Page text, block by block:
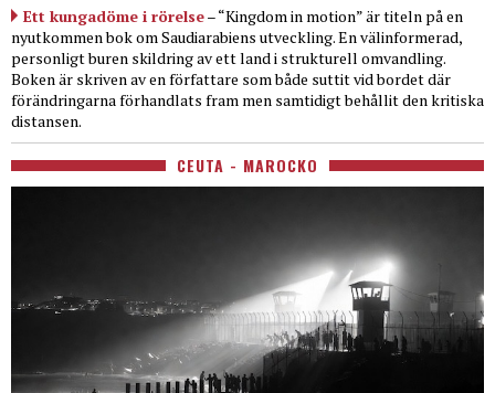
Ett kungadöme i rörelse– “Kingdom in motion” är titeln på en
nyutkommen bok om Saudiarabiens utveckling. En välinformerad,
personligt buren skildring av ett land i strukturell omvandling.
Boken är skriven av en författare som både suttit vid bordet där
förändringarna förhandlats fram men samtidigt behållit den kritiska
distansen.
CEUTA - MAROCKO